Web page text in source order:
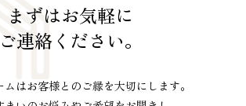
まずはお気軽に
ご連絡ください。
ムはお客様とのご縁を大切にします。